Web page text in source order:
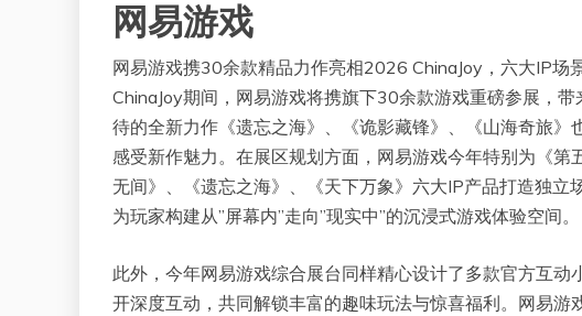
网易游戏
网易游戏携30余款精品力作亮相2026 ChinaJoy，六大IP
ChinaJoy期间，网易游戏将携旗下30余款游戏重磅参展，
待的全新力作《遗忘之海》、《诡影藏锋》、《山海奇旅
感受新作魅力。在展区规划方面，网易游戏今年特别为《
无间》、《遗忘之海》、《天下万象》六大IP产品打造独立
为玩家构建从”屏幕内”走向”现实中”的沉浸式游戏体验空间。
此外，今年网易游戏综合展台同样精心设计了多款官方互
开深度互动，共同解锁丰富的趣味玩法与惊喜福利。网易